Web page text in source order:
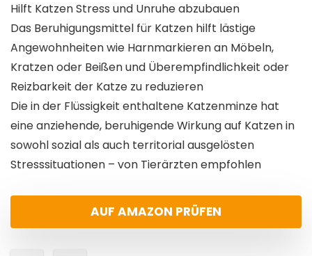
Hilft Katzen Stress und Unruhe abzubauen
Das Beruhigungsmittel für Katzen hilft lästige
Angewohnheiten wie Harnmarkieren an Möbeln,
Kratzen oder Beißen und Überempfindlichkeit oder
Reizbarkeit der Katze zu reduzieren
Die in der Flüssigkeit enthaltene Katzenminze hat
eine anziehende, beruhigende Wirkung auf Katzen in
sowohl sozial als auch territorial ausgelösten
Stresssituationen – von Tierärzten empfohlen
AUF AMAZON PRÜFEN